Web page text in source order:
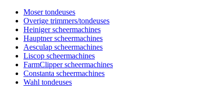
Moser tondeuses
Overige trimmers/tondeuses
Heiniger scheermachines
Hauptner scheermachines
Aesculap scheermachines
Liscop scheermachines
FarmClipper scheermachines
Constanta scheermachines
Wahl tondeuses